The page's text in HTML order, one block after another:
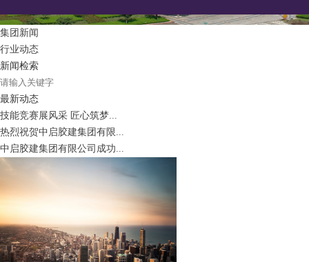
集团新闻
行业动态
新闻检索
最新动态
技能竞赛展风采 匠心筑梦...
热烈祝贺中启胶建集团有限...
中启胶建集团有限公司成功...